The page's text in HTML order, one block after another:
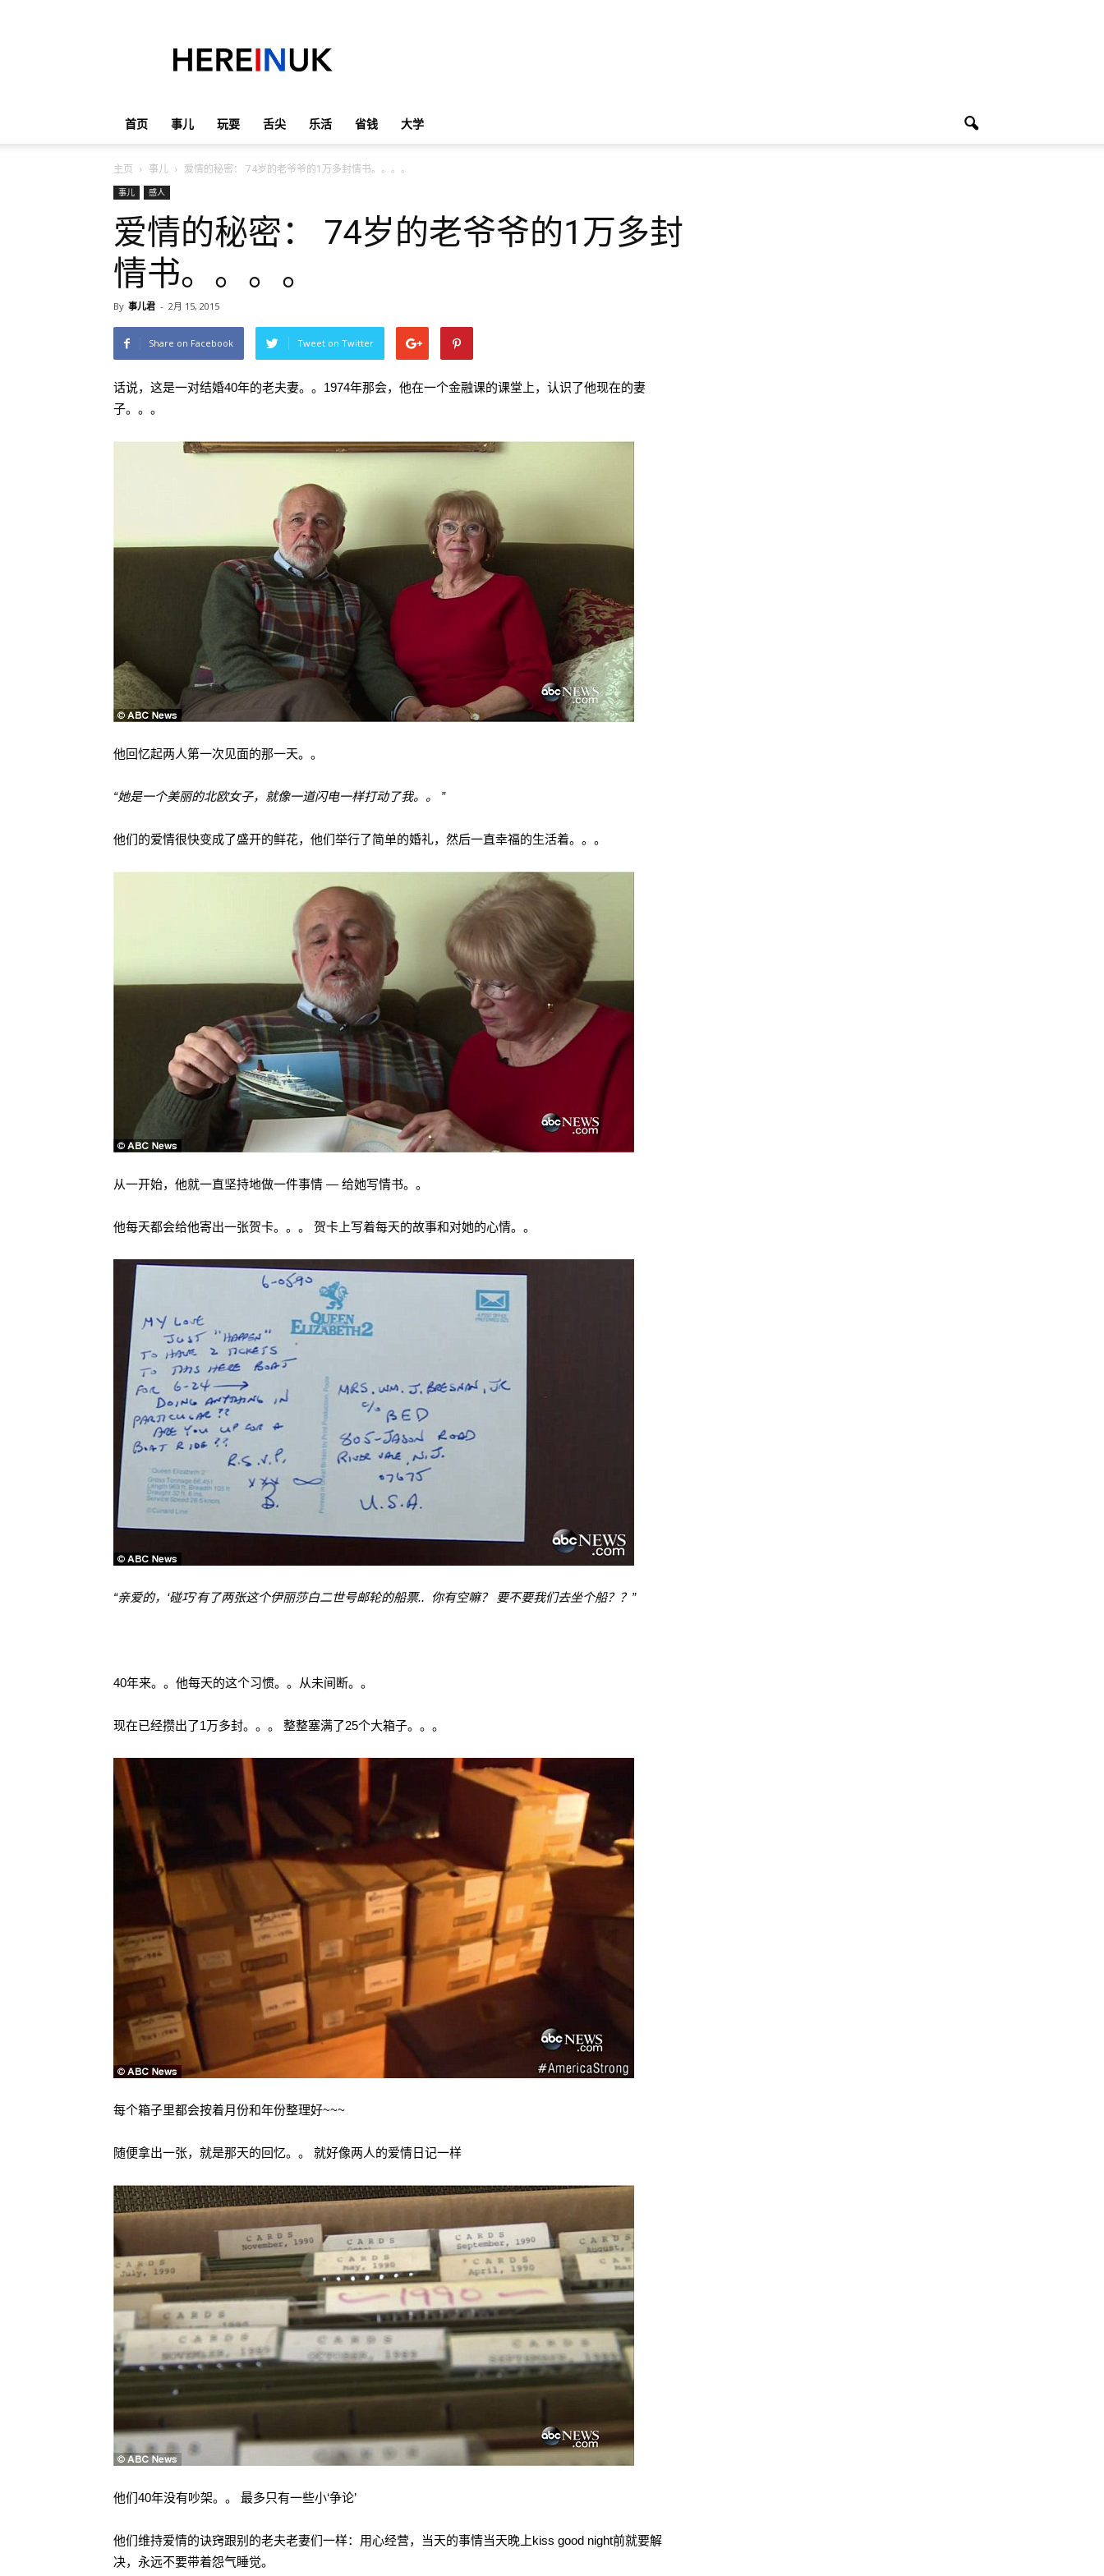
首页 事儿 玩耍 舌尖 乐活 省钱 大学
主页 事儿 爱情的秘密： 74岁的老爷爷的1万多封情书。。。。
事儿 感人
爱情的秘密： 74岁的老爷爷的1万多封
情书。。。。
By 事儿君 - 2月 15, 2015
Share on Facebook Tweet on Twitter
话说，这是一对结婚40年的老夫妻。。1974年那会，他在一个金融课的课堂上，认识了他现在的妻
子。。。
他回忆起两人第一次见面的那一天。。
“她是一个美丽的北欧女子，就像一道闪电一样打动了我。。 ”
他们的爱情很快变成了盛开的鲜花，他们举行了简单的婚礼，然后一直幸福的生活着。。。
从一开始，他就一直坚持地做一件事情 — 给她写情书。。
他每天都会给他寄出一张贺卡。。。 贺卡上写着每天的故事和对她的心情。。
“亲爱的，‘碰巧’有了两张这个伊丽莎白二世号邮轮的船票.. 你有空嘛？ 要不要我们去坐个船？？”
40年来。。他每天的这个习惯。。从未间断。。
现在已经攒出了1万多封。。。 整整塞满了25个大箱子。。。
每个箱子里都会按着月份和年份整理好~~~
随便拿出一张，就是那天的回忆。。 就好像两人的爱情日记一样
他们40年没有吵架。。 最多只有一些小‘争论’
他们维持爱情的诀窍跟别的老夫老妻们一样：用心经营，当天的事情当天晚上kiss good night前就要解
决，永远不要带着怨气睡觉。